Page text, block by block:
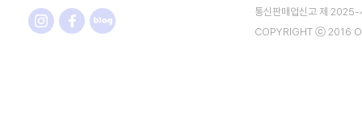
통신판매업신고 제
COPYRIGHT ⓒ 2016